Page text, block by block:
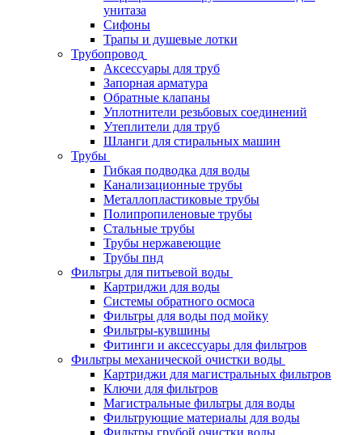
унитаза
Сифоны
Трапы и душевые лотки
Трубопровод
Аксессуары для труб
Запорная арматура
Обратные клапаны
Уплотнители резьбовых соединений
Утеплители для труб
Шланги для стиральных машин
Трубы
Гибкая подводка для воды
Канализационные трубы
Металлопластиковые трубы
Полипропиленовые трубы
Стальные трубы
Трубы нержавеющие
Трубы пнд
Фильтры для питьевой воды
Картриджи для воды
Системы обратного осмоса
Фильтры для воды под мойку
Фильтры-кувшины
Фитинги и аксессуары для фильтров
Фильтры механической очистки воды
Картриджи для магистральных фильтров
Ключи для фильтров
Магистральные фильтры для воды
Фильтрующие материалы для воды
Фильтры грубой очистки воды